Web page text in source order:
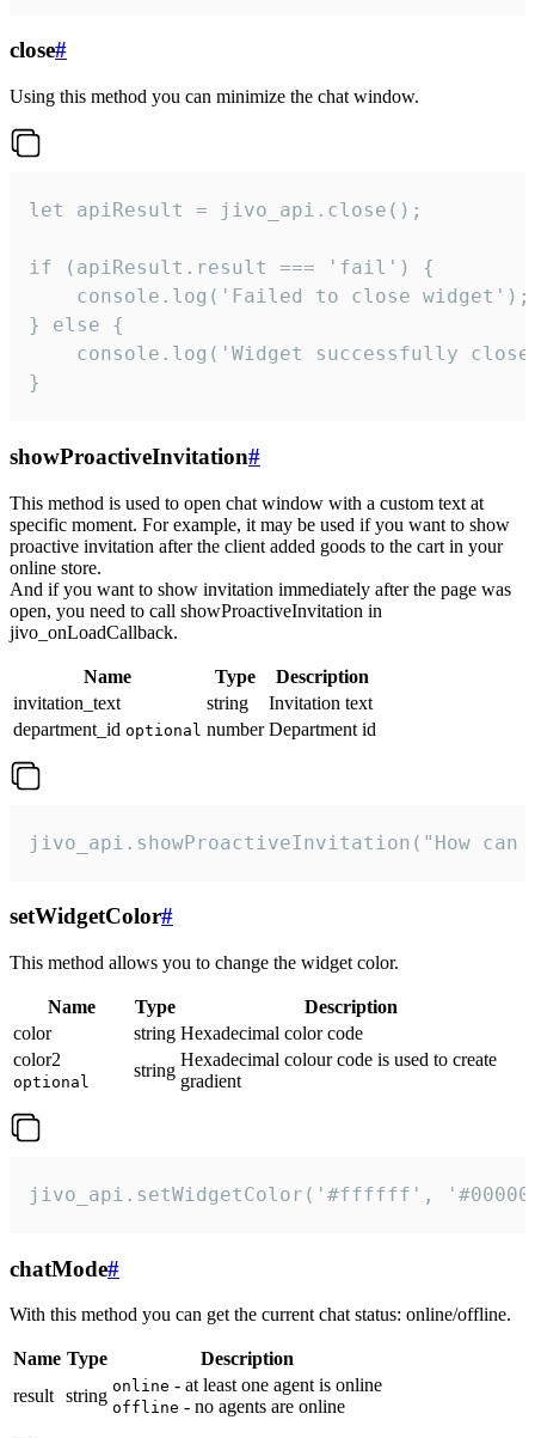
close#
Using this method you can minimize the chat window.
let apiResult = jivo_api.close();
if (apiResult.result === 'fail') {
    console.log('Failed to close widget');
} else {
console.log('Widget successfully
}
showProactiveInvitation#
This method is used to open chat window with a custom text at
specific moment. For example, it may be used if you want to show
proactive invitation after the client added goods to the cart in your
online store.
And if you want to show invitation immediately after the page was
open, you need to call showProactiveInvitation in
jivo_onLoadCallback.
Name Type
Description
invitation_text
string
Invitation text
department_id optional number Department id
jivo_api.showProactiveInvitation("How
setWidgetColor#
This method allows you to change the widget color.
Name Type
Description
color
string Hexadecimal color code
color2
optional
string
Hexadecimal colour code is used to create
gradient
jivo_api.setWidgetColor('#ffffff',
chatMode#
With this method you can get the current chat status: online/offline.
Name Type
Description
result string online - at least one agent is online
offline - no agents are online